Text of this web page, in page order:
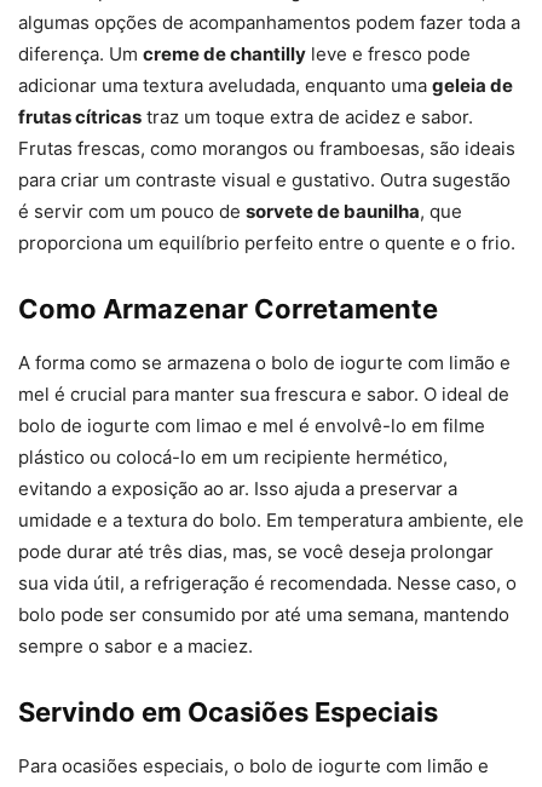
algumas opções de acompanhamentos podem fazer toda a
diferença. Um creme de chantilly leve e fresco pode
adicionar uma textura aveludada, enquanto uma geleia de
frutas cítricas traz um toque extra de acidez e sabor.
Frutas frescas, como morangos ou framboesas, são ideais
para criar um contraste visual e gustativo. Outra sugestão
é servir com um pouco de sorvete de baunilha, que
proporciona um equilíbrio perfeito entre o quente e o frio.
Como Armazenar Corretamente
A forma como se armazena o bolo de iogurte com limão e
mel é crucial para manter sua frescura e sabor. O ideal de
bolo de iogurte com limao e mel é envolvê-lo em filme
plástico ou colocá-lo em um recipiente hermético,
evitando a exposição ao ar. Isso ajuda a preservar a
umidade e a textura do bolo. Em temperatura ambiente, ele
pode durar até três dias, mas, se você deseja prolongar
sua vida útil, a refrigeração é recomendada. Nesse caso, o
bolo pode ser consumido por até uma semana, mantendo
sempre o sabor e a maciez.
Servindo em Ocasiões Especiais
Para ocasiões especiais, o bolo de iogurte com limão e